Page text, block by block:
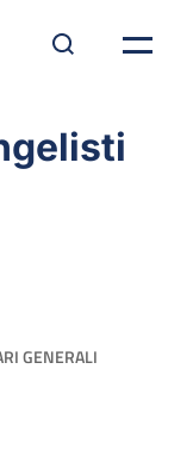
GENERALI